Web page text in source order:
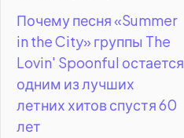
Почему песня «Summer
in the City» группы The
Lovin' Spoonful остается
одним из лучших
летних хитов спустя 60
лет